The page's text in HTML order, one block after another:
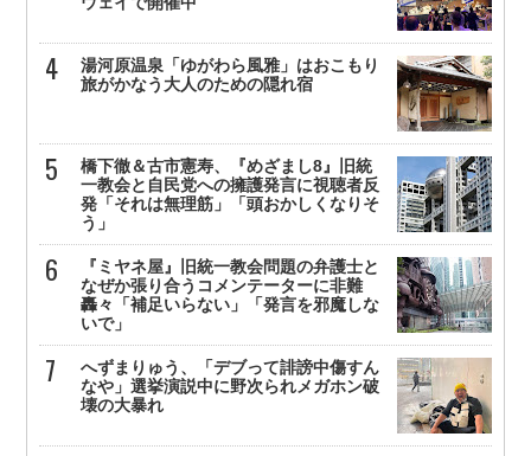
湯河原温泉「ゆがわら風雅」はおこもり
旅がかなう大人のための隠れ宿
橋下徹＆古市憲寿、『めざまし8』旧統
一教会と自民党への擁護発言に視聴者反
発「それは無理筋」「頭おかしくなりそ
う」
『ミヤネ屋』旧統一教会問題の弁護士と
なぜか張り合うコメンテーターに非難
轟々「補足いらない」「発言を邪魔しな
いで」
へずまりゅう、「デブって誹謗中傷すん
なや」選挙演説中に野次られメガホン破
壊の大暴れ